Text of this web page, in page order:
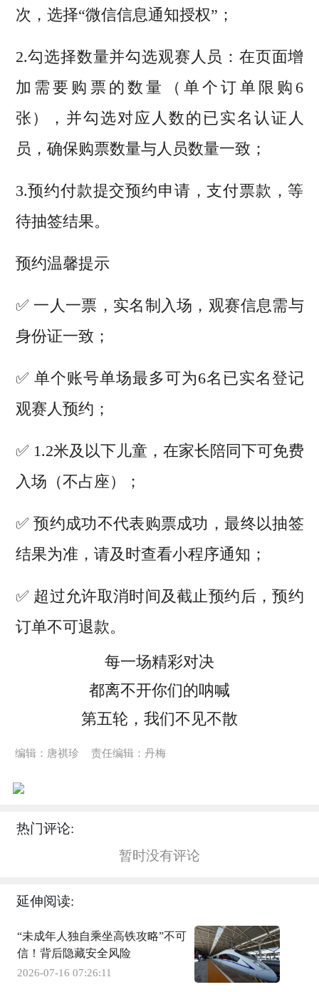
次，选择“微信信息通知授权”；
2.勾选择数量并勾选观赛人员：在页面增
加需要购票的数量（单个订单限购6
张），并勾选对应人数的已实名认证人
员，确保购票数量与人员数量一致；
3.预约付款提交预约申请，支付票款，等
待抽签结果。
预约温馨提示
✅ 一人一票，实名制入场，观赛信息需与
身份证一致；
✅ 单个账号单场最多可为6名已实名登记
观赛人预约；
✅ 1.2米及以下儿童，在家长陪同下可免费
入场（不占座）；
✅ 预约成功不代表购票成功，最终以抽签
结果为准，请及时查看小程序通知；
✅ 超过允许取消时间及截止预约后，预约
订单不可退款。
每一场精彩对决
都离不开你们的呐喊
第五轮，我们不见不散
编辑：唐祺珍 责任编辑：丹梅
热门评论:
暂时没有评论
延伸阅读:
“未成年人独自乘坐高铁攻略”不可
信！背后隐藏安全风险
2026-07-16 07:26:11